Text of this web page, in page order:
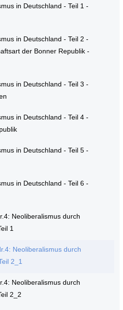
in Deutschland - Teil 1 -
in Deutschland - Teil 2 -
der Bonner Republik -
in Deutschland - Teil 3 -
in Deutschland - Teil 4 -
in Deutschland - Teil 5 -
in Deutschland - Teil 6 -
Neoliberalismus durch
1
Neoliberalismus durch
2_1
Neoliberalismus durch
2_2